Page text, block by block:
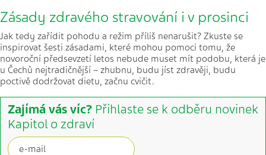
Zásady zdravého stravování i v prosinci
Jak tedy zařídit pohodu a režim příliš nenarušit? Zkuste se
inspirovat šesti zásadami, které mohou pomoci tomu, že
novoroční předsevzetí letos nebude muset mít podobu, která je
u Čechů nejtradičnější – zhubnu, budu jíst zdravěji, budu
poctivě dodržovat dietu, začnu cvičit.
Zajímá vás víc? Přihlaste se k odběru novinek
Kapitol o zdraví